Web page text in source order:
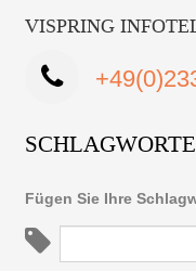
VISPRING
SCHLAGWORTE
Fügen Sie Ihre